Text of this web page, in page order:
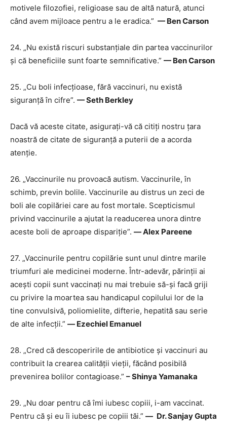
motivele filozofiei, religioase sau de altă natură, atunci
când avem mijloace pentru a le eradica.” — Ben Carson
24. „Nu există riscuri substanțiale din partea vaccinurilor
și că beneficiile sunt foarte semnificative.” — Ben Carson
25. „Cu boli infecțioase, fără vaccinuri, nu există
siguranță în cifre”. — Seth Berkley
Dacă vă aceste citate, asigurați-vă că citiți nostru țara
noastră de citate de siguranță a puterii de a acorda
atenție.
26. „Vaccinurile nu provoacă autism. Vaccinurile, în
schimb, previn bolile. Vaccinurile au distrus un zeci de
boli ale copilăriei care au fost mortale. Scepticismul
privind vaccinurile a ajutat la readucerea unora dintre
aceste boli de aproape dispariție”. ― Alex Pareene
27. „Vaccinurile pentru copilărie sunt unul dintre marile
triumfuri ale medicinei moderne. Într-adevăr, părinții ai
acești copii sunt vaccinați nu mai trebuie să-și facă griji
cu privire la moartea sau handicapul copilului lor de la
tine convulsivă, poliomielite, difterie, hepatită sau serie
de alte infecții.” ― Ezechiel Emanuel
28. „Cred că descoperirile de antibiotice și vaccinuri au
contribuit la crearea calității vieții, făcând posibilă
prevenirea bolilor contagioase.” – Shinya Yamanaka
29. „Nu doar pentru că îmi iubesc copiii, i-am vaccinat.
Pentru că și eu îi iubesc pe copiii tăi.” ― Dr. Sanjay Gupta